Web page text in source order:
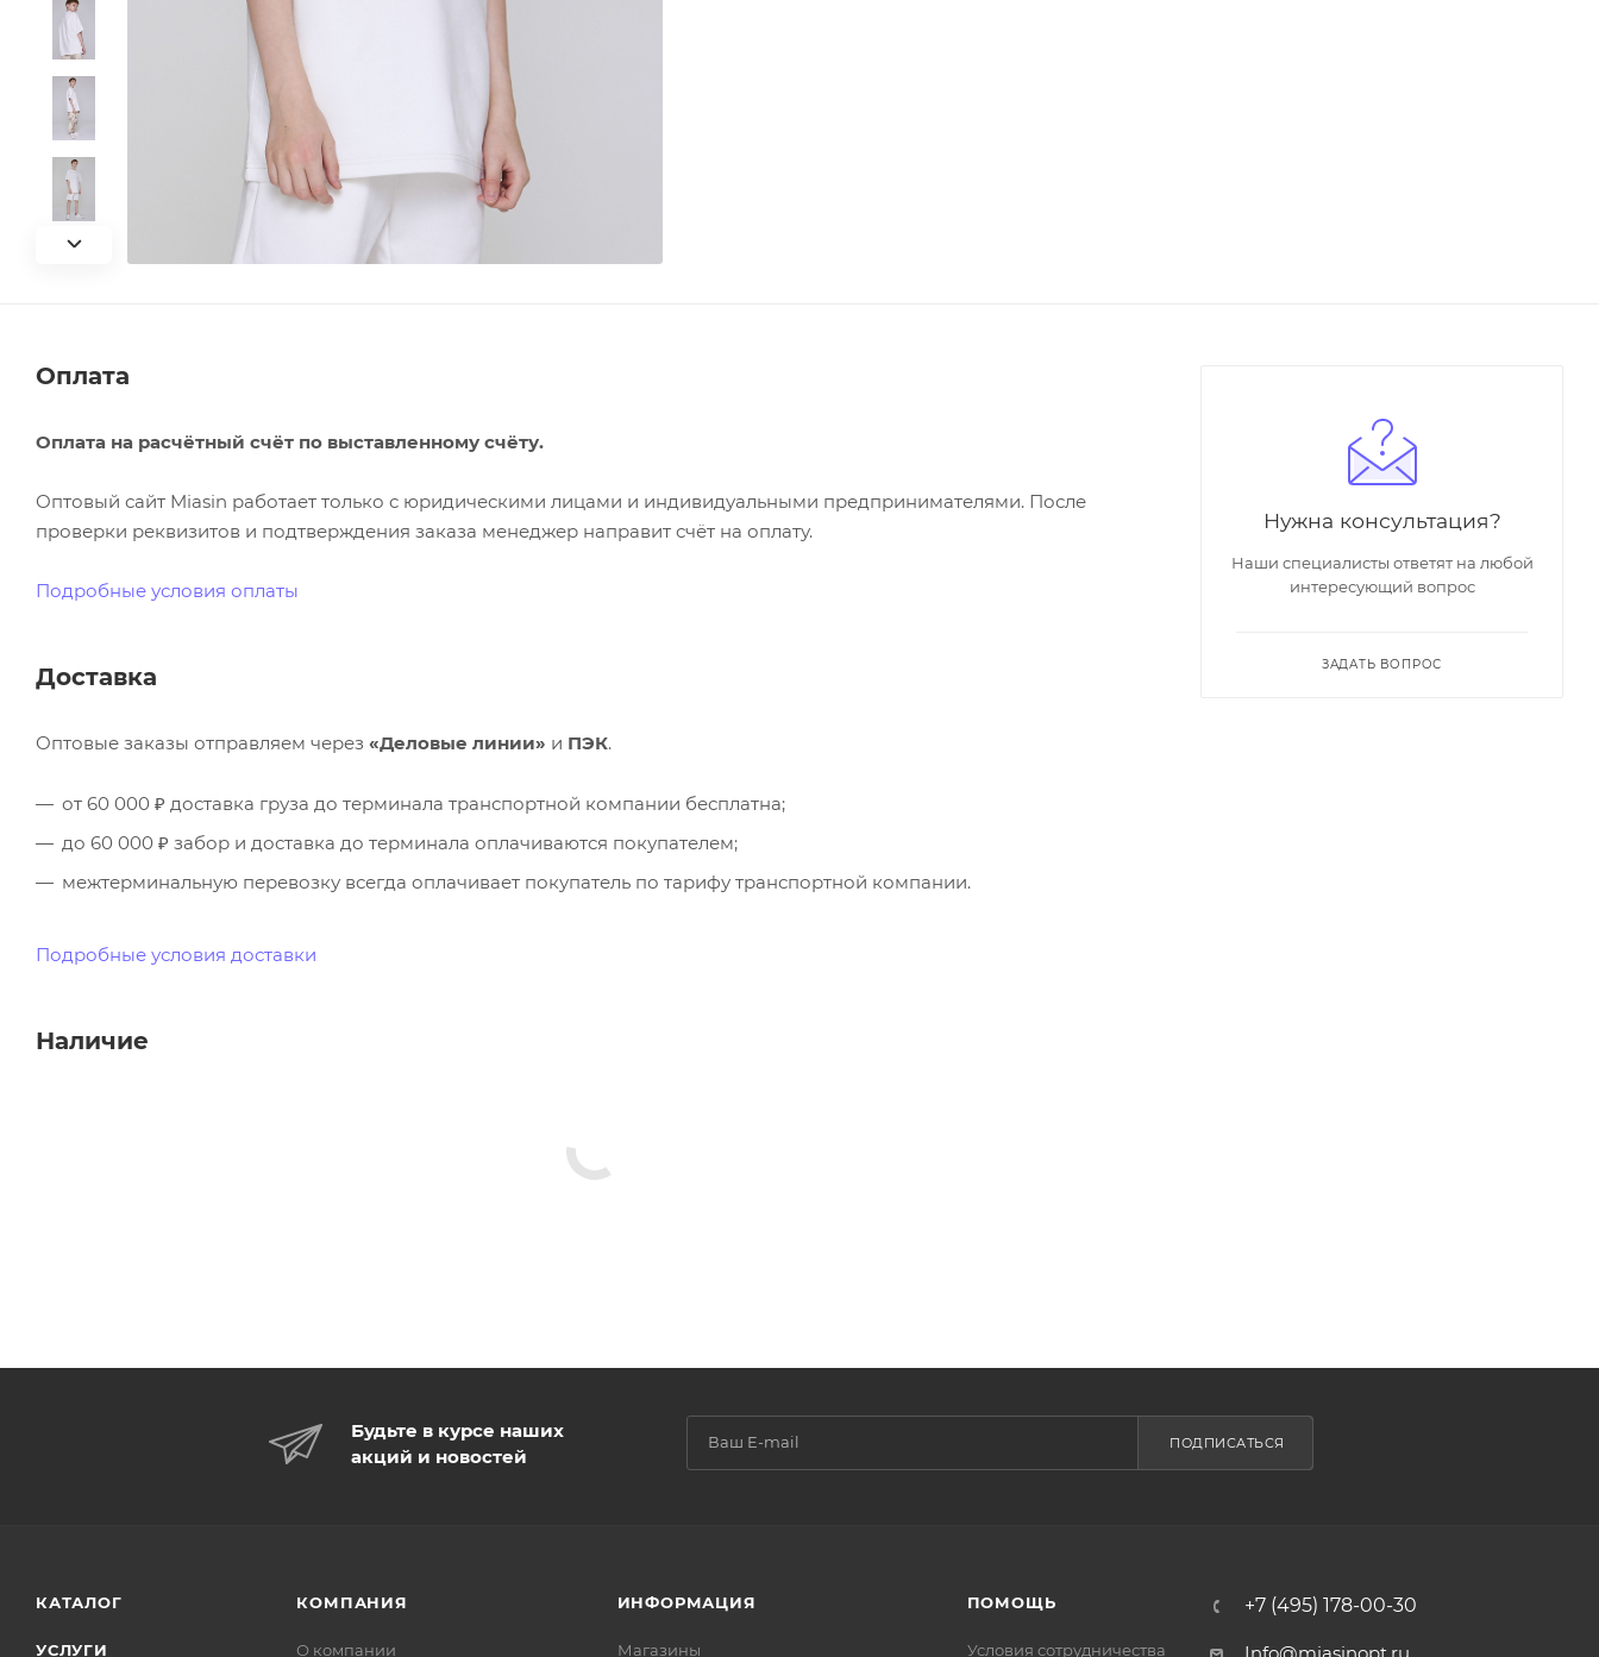
Оплата
Оплата на расчётный счёт по выставленному счёту.
Оптовый сайт Miasin работает только с юридическими лицами и индивидуальными предпринимателями. После
проверки реквизитов и подтверждения заказа менеджер направит счёт на оплату.
Подробные условия оплаты
Доставка
Оптовые заказы отправляем через «Деловые линии» и ПЭК.
от 60 000 ₽ доставка груза до терминала транспортной компании бесплатна;
до 60 000 ₽ забор и доставка до терминала оплачиваются покупателем;
межтерминальную перевозку всегда оплачивает покупатель по тарифу транспортной компании.
Подробные условия доставки
Наличие
Нужна консультация?
Наши специалисты ответят на любой
интересующий вопрос
ЗАДАТЬ ВОПРОС
Будьте в курсе наших
акций и новостей
ПОДПИСАТЬСЯ
КАТАЛОГ
УСЛУГИ
КОМПАНИЯ
О компании
ИНФОРМАЦИЯ
Магазины
ПОМОЩЬ
Условия сотрудничества
+7 (495) 178-00-30